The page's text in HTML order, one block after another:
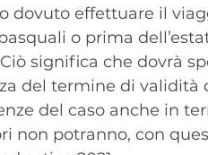
dovuto effettuare il
o prima
significa che dovrà
del termine di validità
del caso anche in
non potranno, con